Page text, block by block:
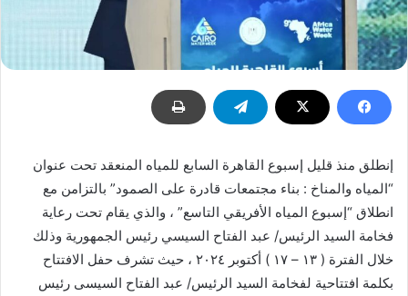
إنطلق منذ قليل إسبوع القاهرة السابع للمياه المنعقد تحت عنوان
“المياه والمناخ : بناء مجتمعات قادرة على الصمود” بالتزامن مع
انطلاق “إسبوع المياه الأفريقي التاسع” ، والذي يقام تحت رعاية
فخامة السيد الرئيس/ عبد الفتاح السيسي رئيس الجمهورية وذلك
خلال الفترة ( ١٣ – ١٧ ) أكتوبر ٢٠٢٤ ، حيث تشرف حفل الافتتاح
بكلمة افتتاحية لفخامة السيد الرئيس/ عبد الفتاح السيسى رئيس